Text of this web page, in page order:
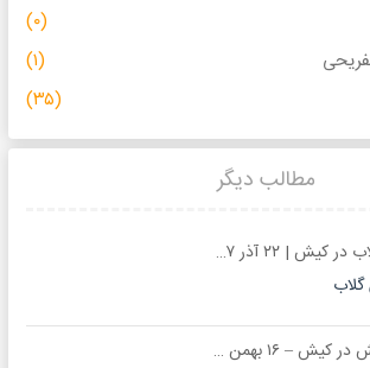
(۰)
(۱)
(۳۵)
مطالب دیگر
کنسرت امیر عباس گلاب در کیش | ۲۲ آذر ۱۳۹۷ | تالار خلیج فارس
کنسرت بابک جهانبخش در کیش – ۱۶ بهمن ۱۳۹۸ – تالار پرشین جزیره کیش